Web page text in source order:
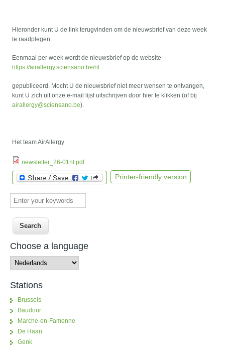
Hieronder kunt U de link terugvinden om de nieuwsbrief van deze week
te raadplegen.
Eenmaal per week wordt de nieuwsbrief op de website
https://airallergy.sciensano.be/nl
gepubliceerd. Mocht U de nieuwsbrief niet meer wensen te ontvangen,
kunt U zich uit onze e-mail lijst uitschrijven door hier te klikken (of bij
airallergy@sciensano.be).
Het team AirAllergy
newsletter_26-01nl.pdf
Printer-friendly version
Enter your keywords
Choose a language
Stations
Brussels
Baudour
Marche-en-Famenne
De Haan
Genk